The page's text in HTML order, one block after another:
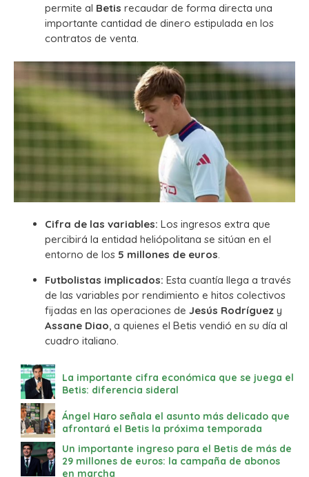
permite al Betis recaudar de forma directa una
importante cantidad de dinero estipulada en los
contratos de venta.
Cifra de las variables: Los ingresos extra que
percibirá la entidad heliópolitana se sitúan en el
entorno de los 5 millones de euros.
Futbolistas implicados: Esta cuantía llega a través
de las variables por rendimiento e hitos colectivos
fijadas en las operaciones de Jesús Rodríguez y
Assane Diao, a quienes el Betis vendió en su día al
cuadro italiano.
La importante cifra económica que se juega el
Betis: diferencia sideral
Ángel Haro señala el asunto más delicado que
afrontará el Betis la próxima temporada
Un importante ingreso para el Betis de más de
29 millones de euros: la campaña de abonos
en marcha